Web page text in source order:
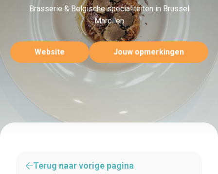
Brasserie & Belgische specialiteiten in Brussel
Marollen
Website Jouw opmerkingen
Terug naar vorige pagina